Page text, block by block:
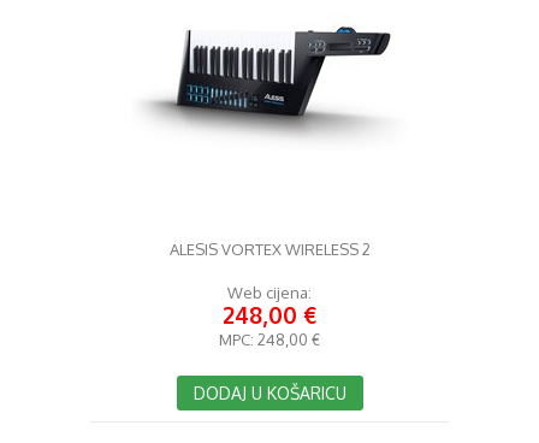
ALESIS VORTEX WIRELESS 2
Web cijena:
248,00 €
MPC: 248,00 €
DODAJ U KOŠARICU